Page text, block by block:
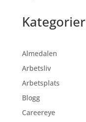
Kategorier
Almedalen
Arbetsliv
Arbetsplats
Blogg
Careereye